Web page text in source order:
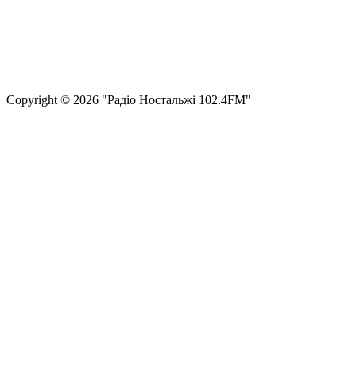
Сopyright © 2026 "Радіо Ностальжі 102.4FM"